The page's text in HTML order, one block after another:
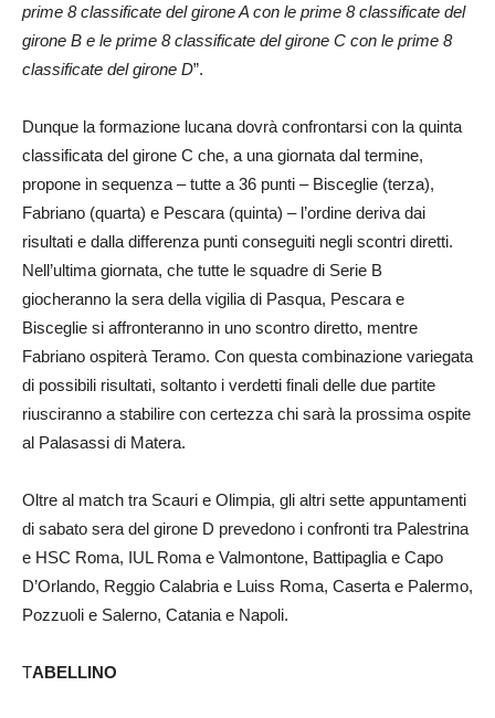
prime 8 classificate del girone A con le prime 8 classificate del
girone B e le prime 8 classificate del girone C con le prime 8
classificate del girone D”.
Dunque la formazione lucana dovrà confrontarsi con la quinta
classificata del girone C che, a una giornata dal termine,
propone in sequenza – tutte a 36 punti – Bisceglie (terza),
Fabriano (quarta) e Pescara (quinta) – l’ordine deriva dai
risultati e dalla differenza punti conseguiti negli scontri diretti.
Nell’ultima giornata, che tutte le squadre di Serie B
giocheranno la sera della vigilia di Pasqua, Pescara e
Bisceglie si affronteranno in uno scontro diretto, mentre
Fabriano ospiterà Teramo. Con questa combinazione variegata
di possibili risultati, soltanto i verdetti finali delle due partite
riusciranno a stabilire con certezza chi sarà la prossima ospite
al Palasassi di Matera.
Oltre al match tra Scauri e Olimpia, gli altri sette appuntamenti
di sabato sera del girone D prevedono i confronti tra Palestrina
e HSC Roma, IUL Roma e Valmontone, Battipaglia e Capo
D’Orlando, Reggio Calabria e Luiss Roma, Caserta e Palermo,
Pozzuoli e Salerno, Catania e Napoli.
TABELLINO